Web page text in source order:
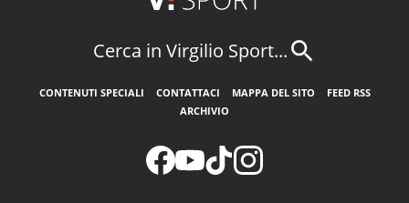
Cerca in Virgilio Sport...
CONTENUTI SPECIALI CONTATTACI MAPPA DEL SITO
FEED RSS
ARCHIVIO